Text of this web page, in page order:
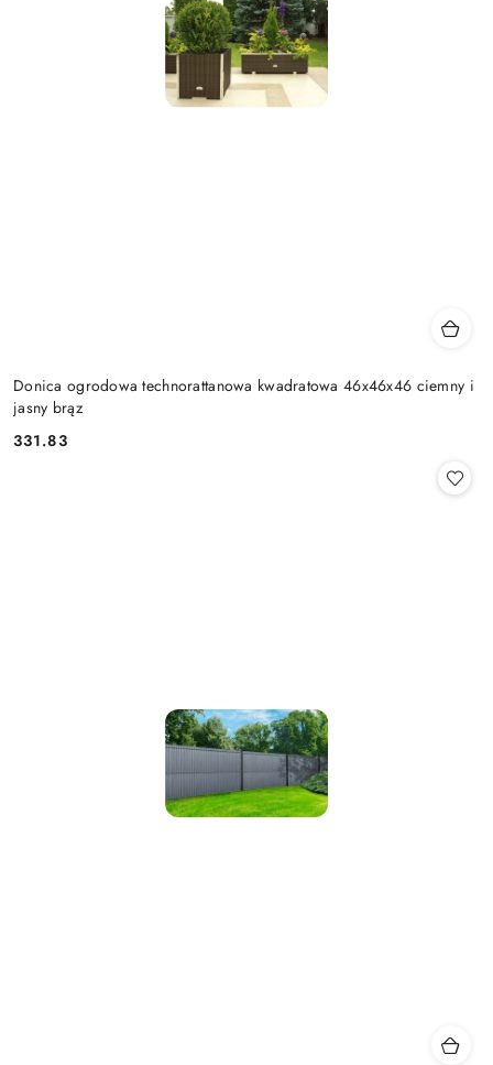
Donica ogrodowa technorattanowa kwadratowa 46x46x46 ciemny i
jasny brąz
Cena:
331.83